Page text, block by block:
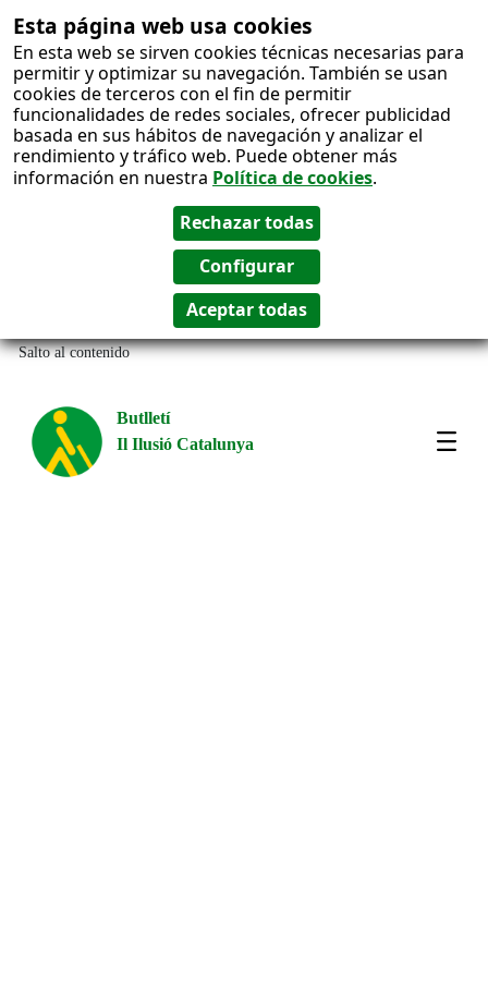
Esta página web usa cookies
En esta web se sirven cookies técnicas necesarias para
permitir y optimizar su navegación. También se usan
cookies de terceros con el fin de permitir
funcionalidades de redes sociales, ofrecer publicidad
basada en sus hábitos de navegación y analizar el
rendimiento y tráfico web. Puede obtener más
información en nuestra Política de cookies.
Salto al contenido
Butlletí
Il Ilusió Catalunya